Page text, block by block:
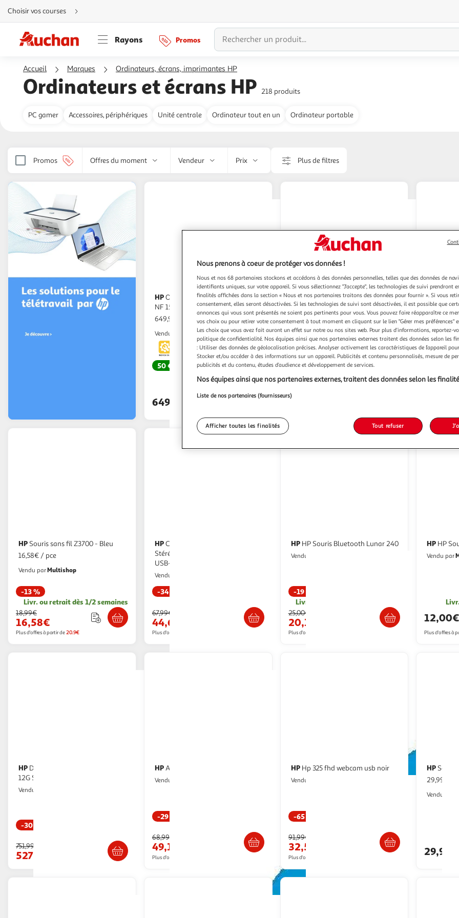
Aller
directement
au
Aller
directement
à
Aller
la
navigation
Choisir vos courses
Rayons Promos
Accueil Marques Ordinateurs, écrans, imprimantes HP
Ordinateurs et écrans HP 218 produits
PC gamer Accessoires, périphériques Unité centrale Ordinateur tout en un Ordinateur portable
Promos Offres du moment Vendeur Prix Plus de filtres
(6)
HPOrdinateur portable FC 0151
NF 15 pouces
649,99€ / pce
Vendu par Auchan
50 €
cagnottés
Livr. ou retrait dès 2/3 jours
Retrait 1h en magasin
649,99€
(1)
HPOrdinateur portable EliteBook
840 G5 reconditionné 256Go Grade
B - Gris
329,99€ / pce
Vendu parAuchan
Livr. ou retrait dès 2/3 jours
329,99€
HP Ordinateur portable CP 3015
NF 17
799,99€ /
Vendu par
HPSouris sans fil Z3700 - Bleu
16,58€ / pce
Vendu parMultishop
-13 %
Livr. ou retrait dès 1/2 semaines
18,99€
16,58€
Plus d'offres à partir de20.9€
HPCasque HP Blackwire 3320
Stéréo certifié Microsoft Teams
USB-C
Vendu par
-34 %
67,99€
44,61€
Plus d'offres à partir de
HP HP Souris Bluetooth Lunar 240
Vendu par
-19 %
Livr. ou retrait dès 1/2 semaines
25,00€
20,13€
Plus d'offres à partir de
HP HP
Vendu par
12,00€
Plus d'offres à
HP
12G SAS
Vendu par
-30 %
751,99€
527,04€
HPAdaptateur HP 18A66AV 65W
Vendu par
-29 %
68,99€
49,14€
Plus d'offres à partir de
HP Hp 325 fhd webcam usb noir
Vendu par
-65 %
91,99€
32,55€
Plus d'offres à partir de
HPSouris
29,99€ /
Vendu par
29,99€
Nous prenons à coeur de protéger vos données !
Nous et nos 68 partenaires stockons et accédons à des données personnelles, telles que des données de
identifiants uniques, sur votre appareil. Si vous sélectionnez "J'accepte", les technologies de suivi prendront
finalités affichées dans la section « Nous et nos partenaires traitons des données pour fournir ». Si vous
consentement, elles seront désactivées. Si les technologies de suivi sont désactivées, il est possible que
annonces qui vous sont présentés ne soient pas pertinents pour vous. Vous pouvez faire réapparaître ce
vos choix ou pour retirer votre consentement à tout moment en cliquant sur le lien "Gérer mes préférences"
Les choix que vous avez fait auront un effet sur notre ou nos sites web. Pour plus d’informations, reportez-
politique de confidentialité. Nos équipes ainsi que nos partenaires externes traitent des données selon les
: Utiliser des données de géolocalisation précises. Analyser activement les caractéristiques de l’appareil
Stocker et/ou accéder à des informations sur un appareil. Publicités et contenu personnalisés, mesure de
publicités et du contenu, études d’audience et développement de services.
Nos équipes ainsi que nos partenaires externes, traitent des données selon les
Liste de nos partenaires (fournisseurs)
Afficher toutes les finalités Tout refuser